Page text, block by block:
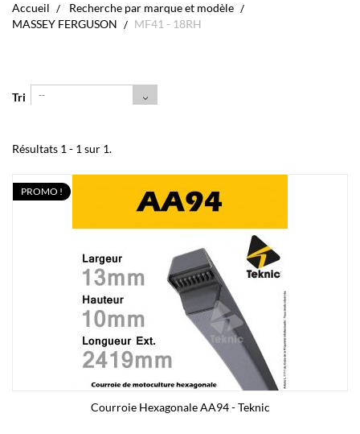
Accueil
Recherche par marque et modèle
MASSEY FERGUSON
MF41 - 18RH
Tri --
Résultats 1 - 1 sur 1.
PROMO !
Courroie Hexagonale AA94 - Teknic